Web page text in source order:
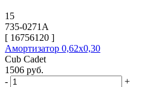
15
735-0271A
[ 16756120 ]
Амортизатор 0,62х0,30
Cub Cadet
1506 руб.
-
+